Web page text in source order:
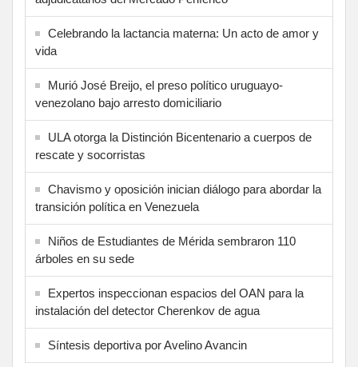
Celebrando la lactancia materna: Un acto de amor y
vida
Murió José Breijo, el preso político uruguayo-
venezolano bajo arresto domiciliario
ULA otorga la Distinción Bicentenario a cuerpos de
rescate y socorristas
Chavismo y oposición inician diálogo para abordar la
transición política en Venezuela
Niños de Estudiantes de Mérida sembraron 110
árboles en su sede
Expertos inspeccionan espacios del OAN para la
instalación del detector Cherenkov de agua
Síntesis deportiva por Avelino Avancin